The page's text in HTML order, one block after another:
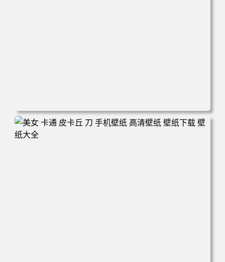
电脑壁纸 新娘 结婚 美女 大白腿 红色礼服 旗袍 手机壁纸 高
清壁纸 壁纸下载 壁纸大全